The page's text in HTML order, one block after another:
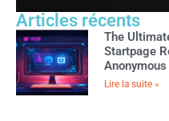
Articles récents
The
Startpage
Lire la suite »